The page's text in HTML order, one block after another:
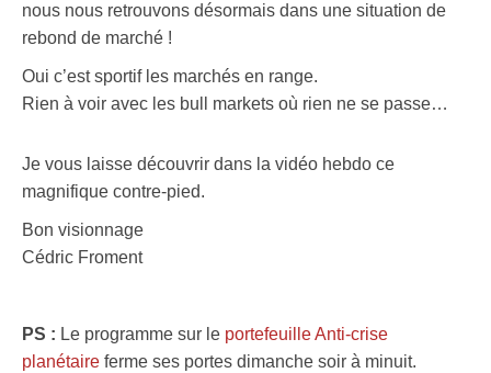
nous nous retrouvons désormais dans une situation de
rebond de marché !
Oui c’est sportif les marchés en range.
Rien à voir avec les bull markets où rien ne se passe…
Je vous laisse découvrir dans la vidéo hebdo ce
magnifique contre-pied.
Bon visionnage
Cédric Froment
PS : Le programme sur le portefeuille Anti-crise
planétaire ferme ses portes dimanche soir à minuit.